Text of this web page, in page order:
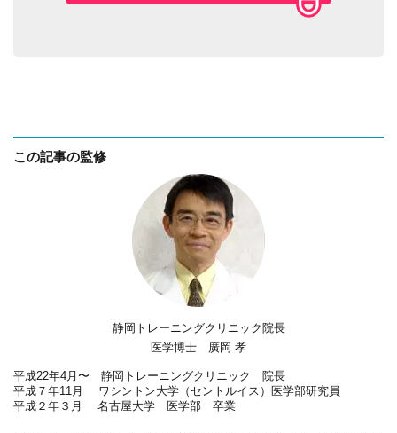
この記事の監修
静岡トレーニングクリニック院長
医学博士 廣岡 孝
平成22年4月〜 静岡トレーニングクリニック 院長
平成７年11月 ワシントン大学（セントルイス）医学部研究員
平成２年３月 名古屋大学 医学部 卒業